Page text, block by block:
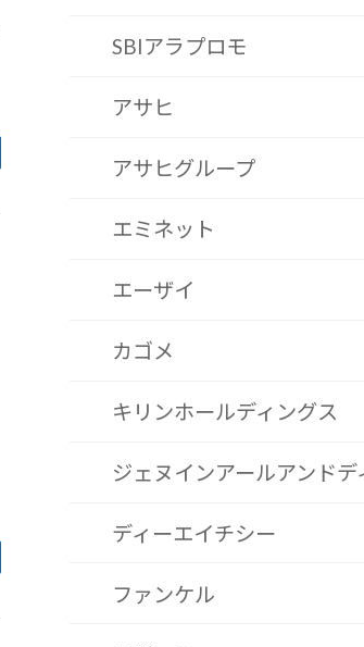
SBIアラプロモ
アサヒ
アサヒグループ
エミネット
エーザイ
カゴメ
キリンホールディングス
ジェヌインアールアンドデ
ディーエイチシー
ファンケル